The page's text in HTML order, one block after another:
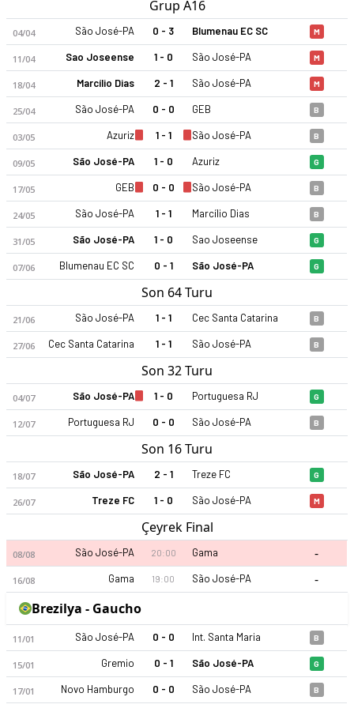
São José-PA 2026 sezonu | Gaucho'de 3. sırada, 9 puan.
Grup A16
04/04 São José-PA 0 - 3 Blumenau EC SC M
11/04 Sao Joseense 1 - 0 São José-PA M
18/04 Marcílio Dias 2 - 1 São José-PA M
25/04 São José-PA 0 - 0 GEB B
03/05 Azuriz 1 - 1 São José-PA B
09/05 São José-PA 1 - 0 Azuriz G
17/05 GEB 0 - 0 São José-PA B
24/05 São José-PA 1 - 1 Marcílio Dias B
31/05 São José-PA 1 - 0 Sao Joseense G
07/06 Blumenau EC SC 0 - 1 São José-PA G
Son 64 Turu
21/06 São José-PA 1 - 1 Cec Santa Catarina B
27/06 Cec Santa Catarina 1 - 1 São José-PA B
Son 32 Turu
04/07 São José-PA 1 - 0 Portuguesa RJ G
12/07 Portuguesa RJ 0 - 0 São José-PA B
Son 16 Turu
18/07 São José-PA 2 - 1 Treze FC G
26/07 Treze FC 1 - 0 São José-PA M
Çeyrek Final
08/08 São José-PA 20:00 Gama -
16/08 Gama 19:00 São José-PA
-
Brezilya - Gaucho
11/01 São José-PA 0 - 0 Int. Santa Maria B
15/01 Gremio 0 - 1 São José-PA G
17/01 Novo Hamburgo 0 - 0 São José-PA B